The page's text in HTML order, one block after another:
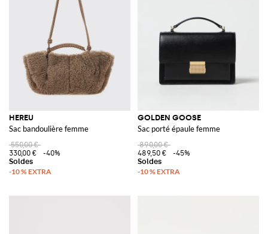
HEREU
Sac bandoulière femme
550,00 €
330,00 €
-40%
GOLDEN GOOSE
Sac porté épaule femme
890,00 €
489,50 €
-45%